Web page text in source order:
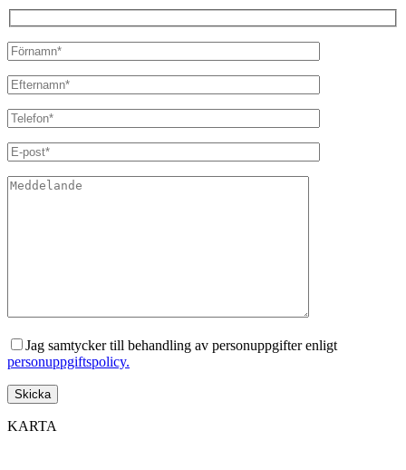
Jag samtycker till behandling av personuppgifter enligt
personuppgiftspolicy.
KARTA